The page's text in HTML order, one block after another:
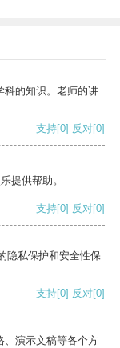
科的知识。老师的讲
支持[0] 反对[0]
提供帮助。
支持[0] 反对[0]
隐私保护和安全性保
支持[0] 反对[0]
、演示文稿等各个方